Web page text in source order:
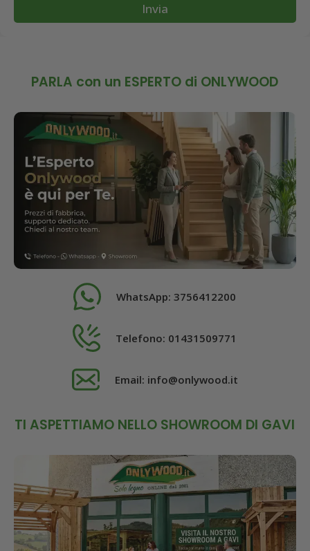
Invia
PARLA con un ESPERTO di ONLYWOOD
WhatsApp: 3756412200
Telefono: 01431509771
Email: info@onlywood.it
TI ASPETTIAMO NELLO SHOWROOM DI GAVI